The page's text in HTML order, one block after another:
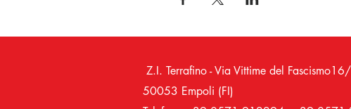
Z.I. Terrafino - Via Vittime del
50053 Empoli (FI)